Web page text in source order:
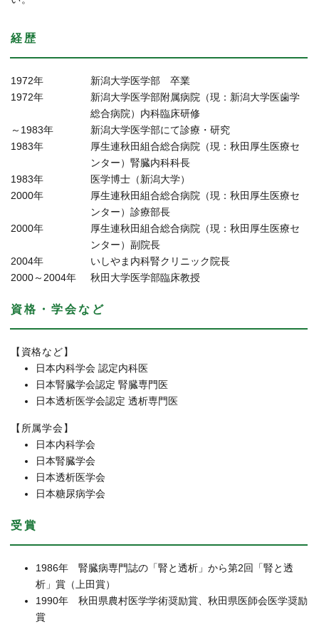
経歴
1972年
新潟大学医学部 卒業
1972年
新潟大学医学部附属病院（現：新潟大学医歯学
総合病院）内科臨床研修
～1983年
新潟大学医学部にて診療・研究
1983年
厚生連秋田組合総合病院（現：秋田厚生医療セ
ンター）腎臓内科科長
1983年
医学博士（新潟大学）
2000年
厚生連秋田組合総合病院（現：秋田厚生医療セ
ンター）診療部長
2000年
厚生連秋田組合総合病院（現：秋田厚生医療セ
ンター）副院長
2004年
いしやま内科腎クリニック院長
2000～2004年
秋田大学医学部臨床教授
資格・学会など
【資格など】
日本内科学会 認定内科医
日本腎臓学会認定 腎臓専門医
日本透析医学会認定 透析専門医
【所属学会】
日本内科学会
日本腎臓学会
日本透析医学会
日本糖尿病学会
受賞
1986年 腎臓病専門誌の「腎と透析」から第2回「腎と透
析」賞（上田賞）
1990年 秋田県農村医学学術奨励賞、秋田県医師会医学奨励
賞